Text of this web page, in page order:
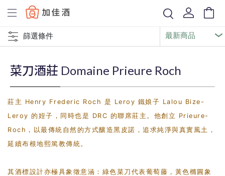
Baccus
篩選條件
菜刀酒莊 Domaine Prieure Roch
莊主 Henry Frederic Roch 是 Leroy 鐵娘子 Lalou Bize-
Leroy 的姪子，同時也是 DRC 的聯席莊主。他創立 Prieure-
Roch，以最傳統自然的方式釀造黑皮諾，追求純淨與真實風土，
延續布根地熙篤教傳統。
其酒標設計亦極具象徵意涵：綠色菜刀代表葡萄藤，黃色橢圓象